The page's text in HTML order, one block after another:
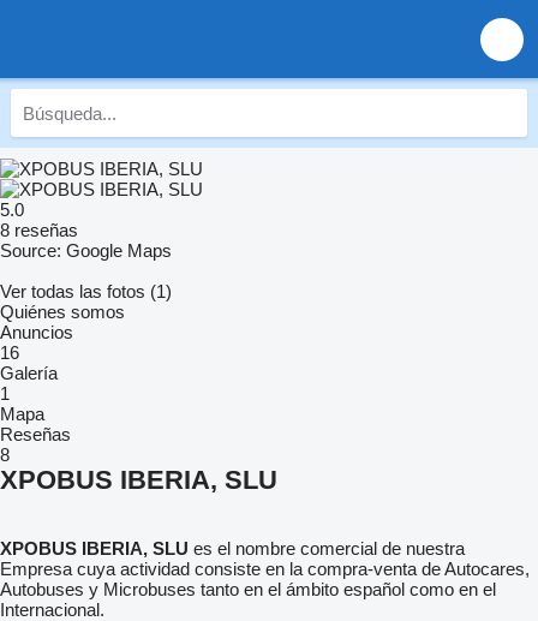
5.0
8 reseñas
Source: Google Maps
Ver todas las fotos (1)
Quiénes somos
Anuncios
16
Galería
1
Mapa
Reseñas
8
XPOBUS IBERIA, SLU
XPOBUS IBERIA, SLU es el nombre comercial de nuestra
Empresa cuya actividad consiste en la compra-venta de Autocares,
Autobuses y Microbuses tanto en el ámbito español como en el
Internacional.